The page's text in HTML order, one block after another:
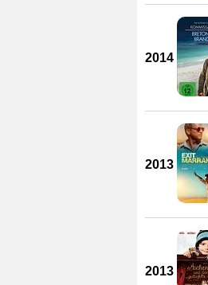
2014
2013
2013